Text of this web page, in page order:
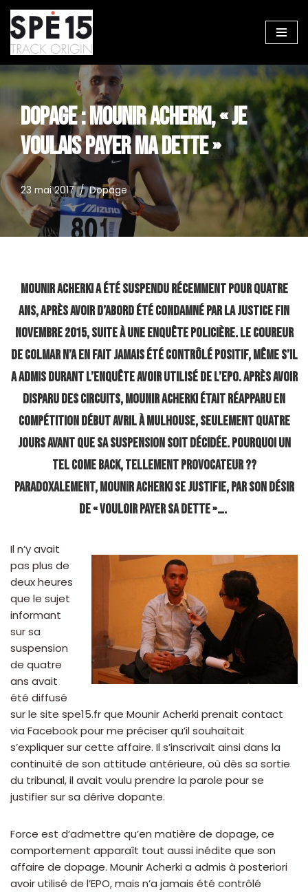
Aller
au
contenu
DOPAGE : MOUNIR ACHERKI, « JE
VOULAIS PAYER MA DETTE »
23 mai 2017 Dopage
Mounir Acherki a été suspendu récemment pour quatre
ans, après avoir d’abord été condamné par la justice fin
novembre 2015, suite à une enquête policière. Le coureur
de Colmar n’a en fait jamais été contrôlé positif, même s’il
a admis durant l’enquête avoir utilisé de l’EPO. Après avoir
disparu des circuits, Mounir Acherki était réapparu en
compétition début avril à Mulhouse, seulement quatre
jours avant que sa suspension soit décidée. Pourquoi un
tel come back, tellement provocateur ??
Paradoxalement, Mounir Acherki se justifie, par son désir
de « vouloir payer sa dette »….
Il n’y avait
pas plus de
deux heures
que le sujet
informant
sur sa
suspension
de quatre
ans avait
été diffusé
sur le site spe15.fr que Mounir Acherki prenait contact
via Facebook pour me préciser qu’il souhaitait
s’expliquer sur cette affaire. Il s’inscrivait ainsi dans la
continuité de son attitude antérieure, où dès sa sortie
du tribunal, il avait voulu prendre la parole pour se
justifier sur sa dérive dopante.
Force est d’admettre qu’en matière de dopage, ce
comportement apparaît tout aussi inédite que son
affaire de dopage. Mounir Acherki a admis à posteriori
avoir utilisé de l’EPO, mais n’a jamais été contrôlé